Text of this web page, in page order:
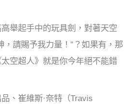
舉起手中的玩具劍，對著天空
，請賜予我力量！”？如果有，那
空超人》就是你今年絕不能錯
、崔維斯·奈特（Travis